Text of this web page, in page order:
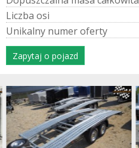
Liczba osi
Unikalny numeroferty
Zapytaj o pojazd